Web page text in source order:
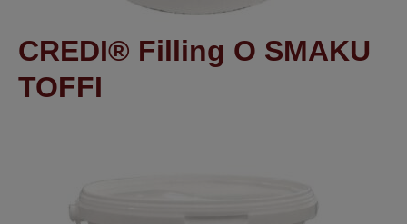
CREDI® Filling O SMAKU
TOFFI